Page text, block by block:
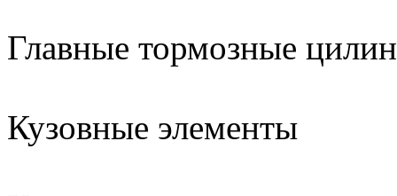
Главные тормозные
Кузовные элементы